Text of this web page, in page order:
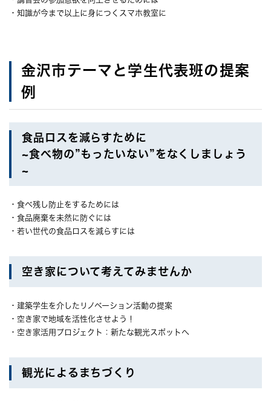
・知識が今まで以上に身につくスマホ教室に
金沢市テーマと学生代表班の提案
例
食品ロスを減らすために
~食べ物の”もったいない”をなくしましょう
~
・食べ残し防止をするためには
・食品廃棄を未然に防ぐには
・若い世代の食品ロスを減らすには
空き家について考えてみませんか
・建築学生を介したリノベーション活動の提案
・空き家で地域を活性化させよう！
・空き家活用プロジェクト：新たな観光スポットへ
観光によるまちづくり